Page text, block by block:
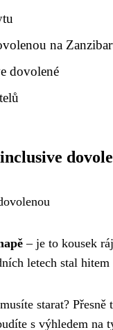
na
dovolené
– je to kousek
letech stal
starat? Přesně
s výhledem na